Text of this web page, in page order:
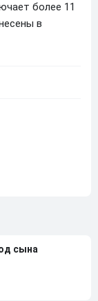
более 11
в
сына